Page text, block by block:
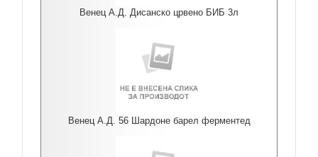
Венец А.Д. Дисанско црвено БИБ 3л
Венец А.Д. 56 Шардоне барел ферментед